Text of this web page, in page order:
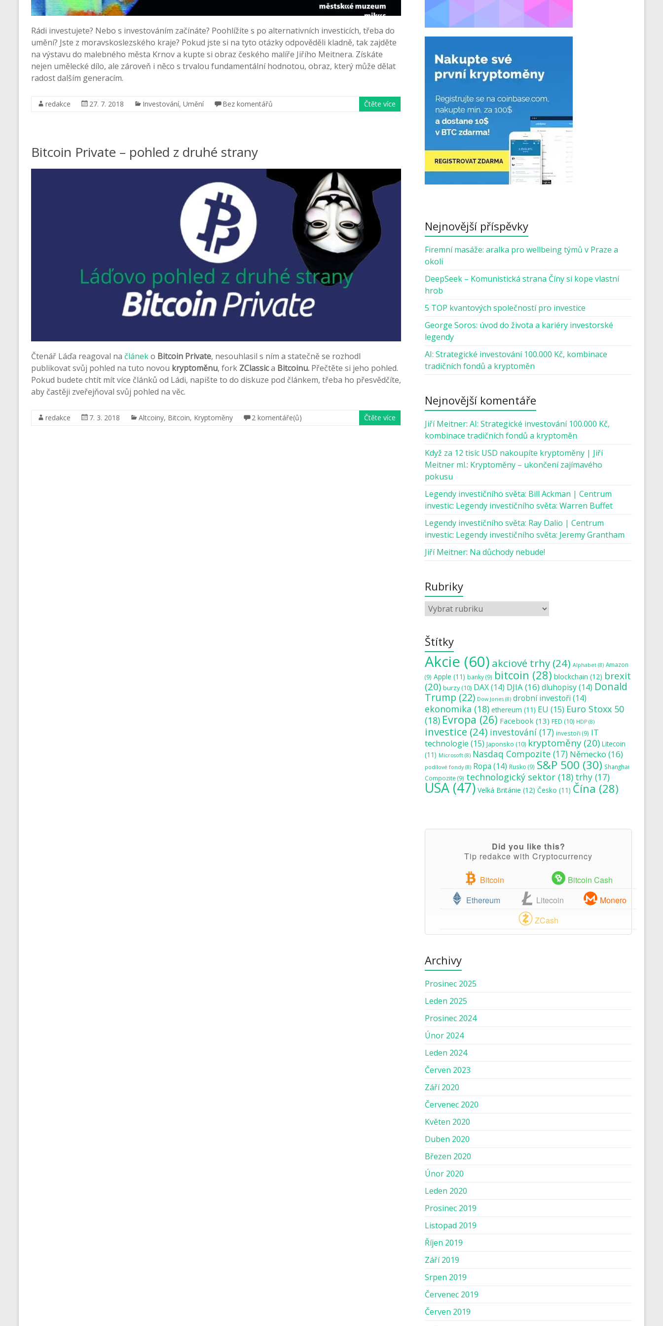
Rádi investujete? Nebo s investováním začínáte? Poohlížíte s po alternativních investicích, třeba do
umění? Jste z moravskoslezského kraje? Pokud jste si na tyto otázky odpověděli kladně, tak zajděte
na výstavu do malebného města Krnov a kupte si obraz českého malíře Jiřího Meitnera. Získáte
nejen umělecké dílo, ale zároveň i něco s trvalou fundamentální hodnotou, obraz, který může dělat
radost dalším generacím.
redakce 27. 7. 2018 Investování, Umění Bez komentářů Čtěte více
Bitcoin Private – pohled z druhé strany
Čtenář Láďa reagoval na článeko Bitcoin Private, nesouhlasil s ním a statečně se rozhodl
publikovat svůj pohled na tuto novou kryptoměnu, fork ZClassica Bitcoinu. Přečtěte si jeho pohled.
Pokud budete chtít mít více článků od Ládi, napište to do diskuze pod článkem, třeba ho přesvědčíte,
aby častěji zveřejňoval svůj pohled na věc.
redakce 7. 3. 2018 Altcoiny, Bitcoin, Kryptoměny 2 komentáře(ů) Čtěte více
Nejnovější příspěvky
Firemní masáže: aralka pro wellbeing týmů v Praze a
okolí
DeepSeek – Komunistická strana Číny si kope vlastní
hrob
5 TOP kvantových společností pro investice
George Soros: úvod do života a kariéry investorské
legendy
AI: Strategické investování 100.000 Kč, kombinace
tradičních fondů a kryptoměn
Nejnovější komentáře
Jiří Meitner: AI: Strategické investování 100.000 Kč,
kombinace tradičních fondů a kryptoměn
Když za 12 tisíc USD nakoupíte kryptoměny | Jiří
Meitner ml.: Kryptoměny – ukončení zajímavého
pokusu
Legendy investičního světa: Bill Ackman | Centrum
investic: Legendy investičního světa: Warren Buffet
Legendy investičního světa: Ray Dalio | Centrum
investic: Legendy investičního světa: Jeremy Grantham
Jiří Meitner: Na důchody nebude!
Rubriky
Štítky
Akcie (60) akciové trhy (24) Alphabet (8) Amazon
(9) Apple (11) banky(9) bitcoin (28) blockchain (12) brexit
(20) burzy(10) DAX(14) DJIA(16)dluhopisy(14) Donald
Trump (22) Dow Jones (8) drobní investoři (14)
ekonomika (18) ethereum (11) EU (15) Euro Stoxx 50
(18) Evropa (26) Facebook (13) FED (10) HDP (8)
investice (24) investování (17) investoři (9) IT
technologie (15) Japonsko (10) kryptoměny(20) Litecoin
(11) Microsoft (8) Nasdaq Compozite (17) Německo (16)
podílové fondy(8) Ropa (14) Rusko (9) S&P 500 (30) Shanghai
Compozite (9) technologický sektor (18) trhy (17)
USA (47) Velká Británie (12) Česko (11) Čína (28)
Did you like this?
Tip redakce with Cryptocurrency
Bitcoin
Bitcoin Cash
Ethereum
Litecoin
Monero
ZCash
Archivy
Prosinec 2025
Leden 2025
Prosinec 2024
Únor 2024
Leden 2024
Červen 2023
Září 2020
Červenec 2020
Květen 2020
Duben 2020
Březen 2020
Únor 2020
Leden 2020
Prosinec 2019
Listopad 2019
Říjen 2019
Září 2019
Srpen 2019
Červenec 2019
Červen 2019